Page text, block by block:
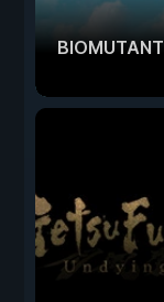
BIOMUTANT